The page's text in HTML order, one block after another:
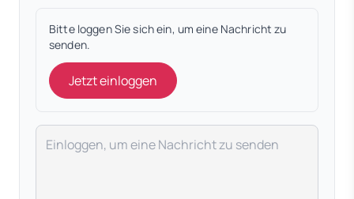
Bitte loggen Sie sich ein, um eine Nachricht zu
senden.
Jetzt einloggen
Deine Nachricht